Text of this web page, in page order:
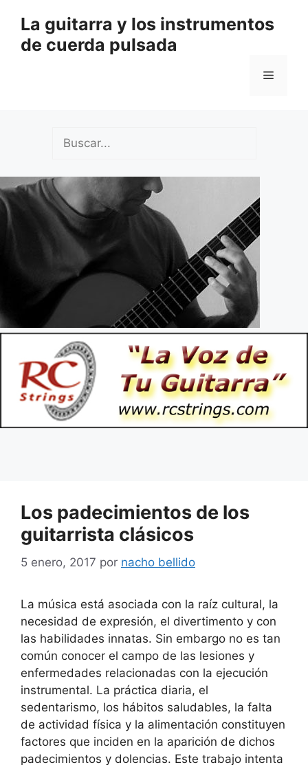
contenido
La guitarra y los instrumentos
de cuerda pulsada
Menú
Los padecimientos de los
guitarrista clásicos
5 enero, 2017 por nacho bellido
La música está asociada con la raíz cultural, la
necesidad de expresión, el divertimento y con
las habilidades innatas. Sin embargo no es tan
común conocer el campo de las lesiones y
enfermedades relacionadas con la ejecución
instrumental. La práctica diaria, el
sedentarismo, los hábitos saludables, la falta
de actividad física y la alimentación constituyen
factores que inciden en la aparición de dichos
padecimientos y dolencias. Este trabajo intenta